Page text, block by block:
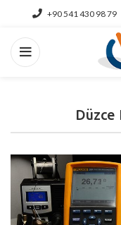
+90 541 430 98 79
Düzce